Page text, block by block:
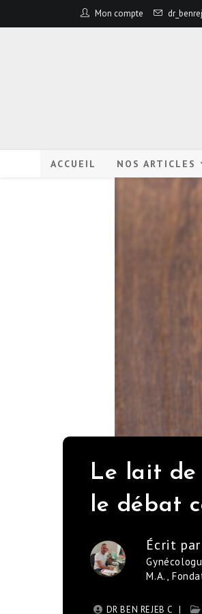
Mon compte
ACCUEIL NOS ARTICLES
Le lait de
le débat
Écrit
M.A.,
DR BEN REJEB C